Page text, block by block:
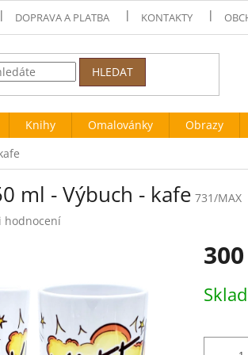
DOPRAVA A PLATBA KONTAKTY
HLEDAT
Knihy Omalovánky Obrazy
ml - Výbuch - kafe 731/MAX
hodnocení
cena: